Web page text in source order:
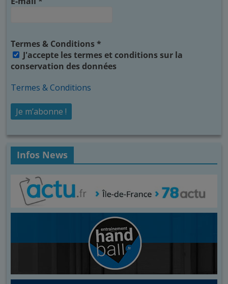
Termes & Conditions*
J'accepte les termes et conditions sur la
conservation des données
Termes & Conditions
Infos News